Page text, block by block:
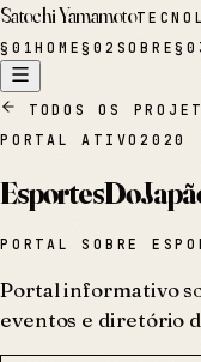
Satochi Yamamoto
§ 01HOME§02 SOBRE§
TODOS OS
PORTAL ATIVO2020
PORTAL SOBRE
Portal informativo
eventos e diretório